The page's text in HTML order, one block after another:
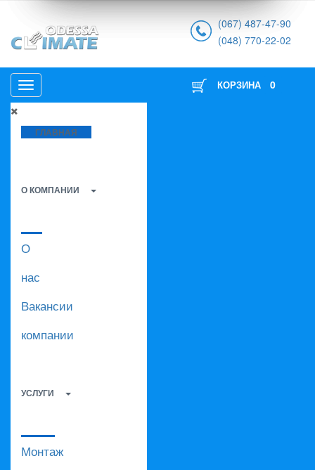
(067) 487-47-90
(048) 770-22-02
ГЛАВНАЯ
О КОМПАНИИ
О
нас
Вакансии
компании
УСЛУГИ
Монтаж
КОРЗИНА 0